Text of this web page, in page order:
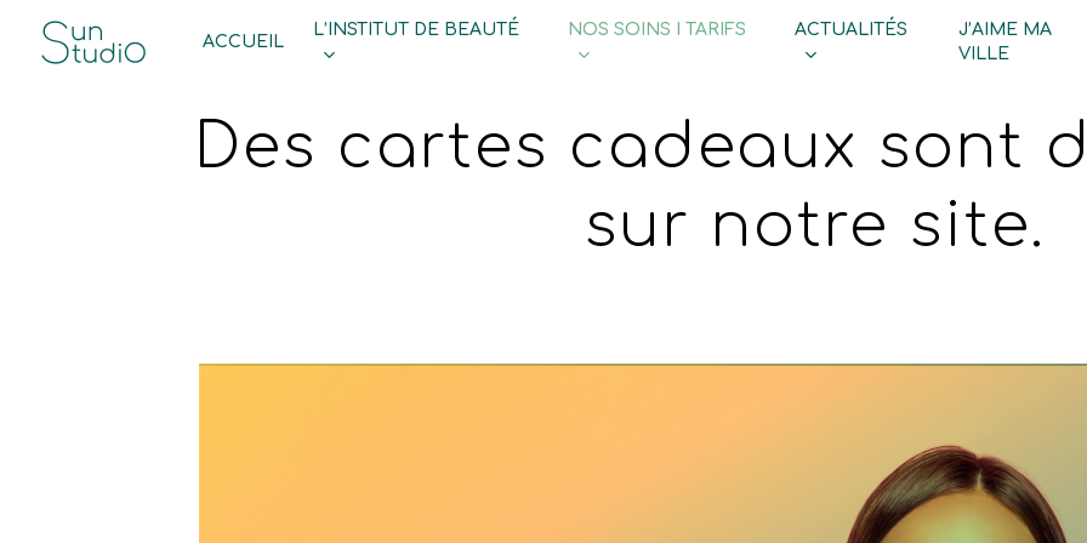
ACCUEIL
L’INSTITUT DE BEAUTÉ NOS SOINS I TARIFS ACTUALITÉS
J’AIME MA
VILLE
Cart
Des cartes cadeaux sont
sur notre site.